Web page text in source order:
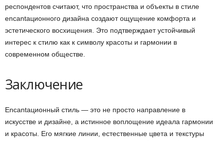
респондентов считают, что пространства и объекты в стиле
encantaционного дизайна создают ощущение комфорта и
эстетического восхищения. Это подтверждает устойчивый
интерес к стилю как к символу красоты и гармонии в
современном обществе.
Заключение
Encantaционный стиль — это не просто направление в
искусстве и дизайне, а истинное воплощение идеала гармонии
и красоты. Его мягкие линии, естественные цвета и текстуры